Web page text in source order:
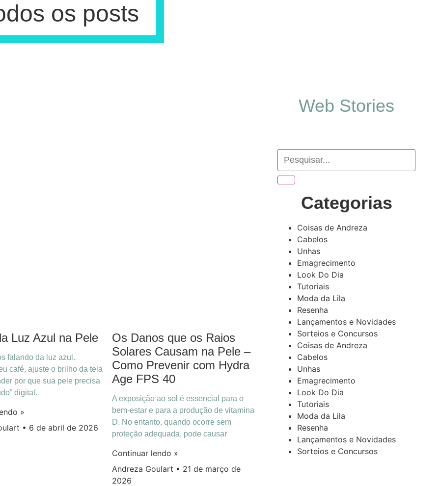
os posts
Luz Azul na Pele
falando da luz azul.
café, ajuste o brilho da tela
por que sua pele precisa
digital.
»
6 de abril de 2026
Os Danos que os Raios
Solares Causam na Pele –
Como Prevenir com Hydra
Age FPS 40
A exposição ao sol é essencial para o
bem-estar e para a produção de vitamina
D. No entanto, quando ocorre sem
proteção adequada, pode causar
Continuar lendo »
Andreza Goulart
21 de março de
2026
Web Stories
Categorias
Coisas de Andreza
Cabelos
Unhas
Emagrecimento
Look Do Dia
Tutoriais
Moda da Lila
Resenha
Lançamentos e Novidades
Sorteios e Concursos
Coisas de Andreza
Cabelos
Unhas
Emagrecimento
Look Do Dia
Tutoriais
Moda da Lila
Resenha
Lançamentos e Novidades
Sorteios e Concursos